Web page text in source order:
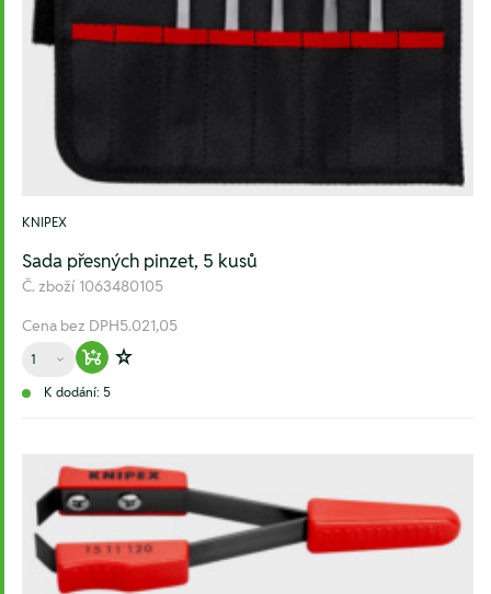
KNIPEX
Sada přesných pinzet, 5 kusů
Č. zboží 1063480105
Cena bez DPH5.021,05
Množství
Warenkorb hinzufügen
Zur Wunschliste hinzufügen
K dodání: 5